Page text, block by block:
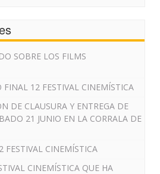
SOBRE LOS FILMS
FINAL 12 FESTIVAL CINEMÍSTICA
DE CLAUSURA Y ENTREGA DE
21 JUNIO EN LA CORRALA DE
FESTIVAL CINEMÍSTICA
CINEMÍSTICA QUE HA